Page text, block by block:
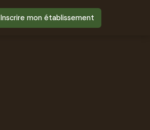
Inscrire mon établissement